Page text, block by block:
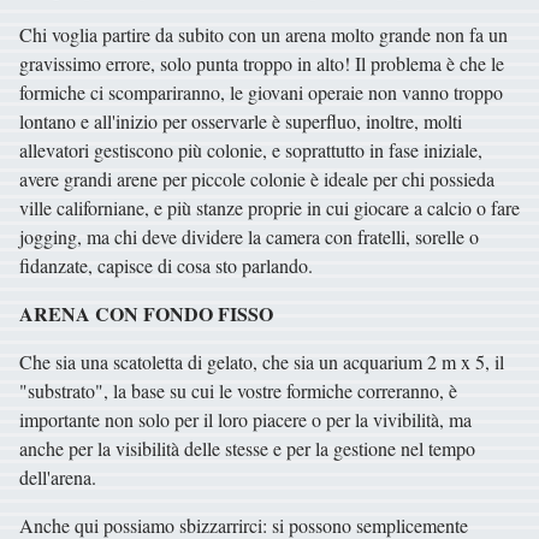
Chi voglia partire da subito con un arena molto grande non fa un
gravissimo errore, solo punta troppo in alto! Il problema è che le
formiche ci scompariranno, le giovani operaie non vanno troppo
lontano e all'inizio per osservarle è superfluo, inoltre, molti
allevatori gestiscono più colonie, e soprattutto in fase iniziale,
avere grandi arene per piccole colonie è ideale per chi possieda
ville californiane, e più stanze proprie in cui giocare a calcio o fare
jogging, ma chi deve dividere la camera con fratelli, sorelle o
fidanzate, capisce di cosa sto parlando.
ARENA CON FONDO FISSO
Che sia una scatoletta di gelato, che sia un acquarium 2 m x 5, il
"substrato", la base su cui le vostre formiche correranno, è
importante non solo per il loro piacere o per la vivibilità, ma
anche per la visibilità delle stesse e per la gestione nel tempo
dell'arena.
Anche qui possiamo sbizzarrirci: si possono semplicemente